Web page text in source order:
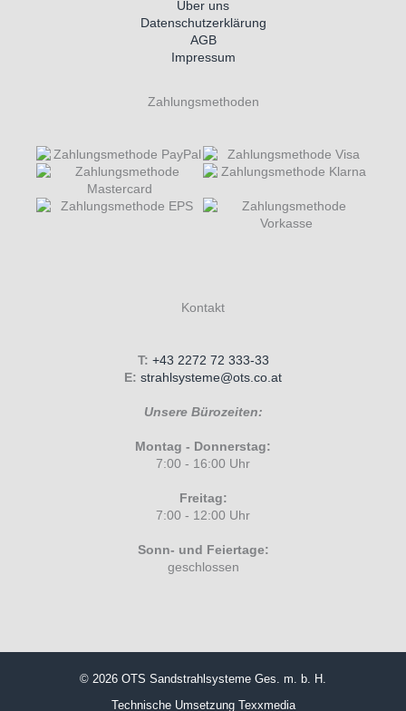
Über uns
Datenschutzerklärung
AGB
Impressum
Zahlungsmethoden
Kontakt
T: +43 2272 72 333-33
E: strahlsysteme@ots.co.at
Unsere Bürozeiten:
Montag - Donnerstag:
7:00 - 16:00 Uhr
Freitag:
7:00 - 12:00 Uhr
Sonn- und Feiertage:
geschlossen
© 2026 OTS Sandstrahlsysteme Ges. m. b. H.
Technische Umsetzung Texxmedia